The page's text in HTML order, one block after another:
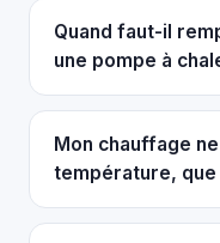
Quand faut-il
une pompe à
Mon chauffage
température,